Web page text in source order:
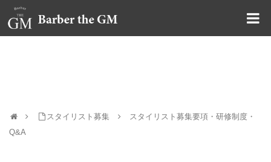
スタイリスト募集
スタイリスト募集要項・研修制度・
Q&A